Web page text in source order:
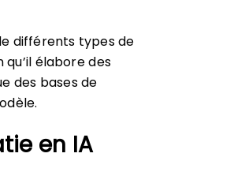
différents types de
élabore des
des bases de
en IA